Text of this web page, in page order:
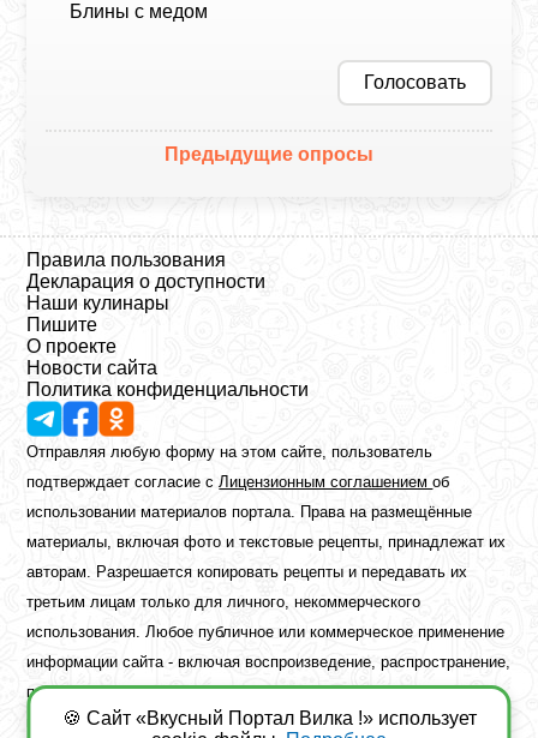
Блины с медом
Голосовать
Предыдущие опросы
Правила пользования
Декларация о доступности
Наши кулинары
Пишите
О проекте
Новости сайта
Политика конфиденциальности
Отправляя любую форму на этом сайте, пользователь
подтверждает согласие сЛицензионным соглашениемоб
использовании материалов портала. Права на размещённые
материалы, включая фото и текстовые рецепты, принадлежат их
авторам. Разрешается копировать рецепты и передавать их
третьим лицам только для личного, некоммерческого
использования. Любое публичное или коммерческое применение
информации сайта - включая воспроизведение, распространение,
публикацию или обработку - возможно лишь при наличии
предварительного письменного разрешения правообладателя.
🍪 Сайт «Вкусный Портал Вилка !» использует